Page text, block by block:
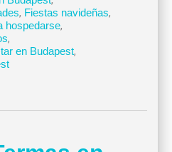
, Fiestas navideñas,
hospedarse,
,
en Budapest,